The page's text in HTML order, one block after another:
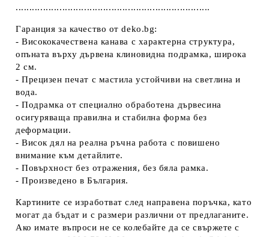
.......................................................................
Гаранция за качество от deko.bg:
- Висококачествена канава с характерна структура,
опъната върху дървена клиновидна подрамка, широка
2 см.
- Прецизен печат с мастила устойчиви на светлина и
вода.
- Подрамка от специално обработена дървесина
осигуряваща правилна и стабилна форма без
деформации.
- Висок дял на реална ръчна работа с повишено
внимание към детайлите.
- Повърхност без отражения, без бяла рамка.
- Произведено в България.
Картините се изработват след направена поръчка, като
могат да бъдат и с размери различни от предлаганите.
Ако имате въпроси не се колебайте да се свържете с